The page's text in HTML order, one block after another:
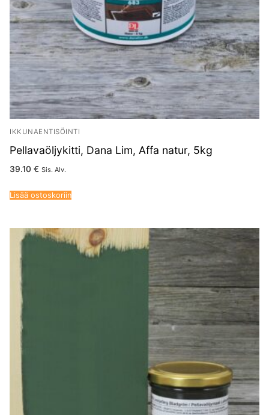
IKKUNAENTISÖINTI
Pellavaöljykitti, Dana Lim, Affa natur, 5kg
39.10 € Sis. Alv.
Lisää ostoskoriin